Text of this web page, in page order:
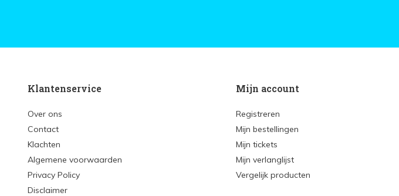
Klantenservice
Over ons
Contact
Klachten
Algemene voorwaarden
Privacy Policy
Disclaimer
Mijn account
Registreren
Mijn bestellingen
Mijn tickets
Mijn verlanglijst
Vergelijk producten